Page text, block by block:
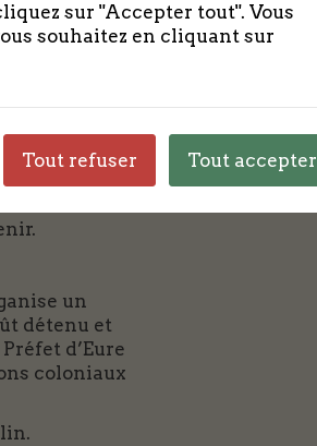
ceux qui ont
d’être
plusieurs
un
détenu et
d’Eure
coloniaux
sur "Accepter tout". Vous
souhaitez en cliquant sur
Tout refuser Tout accepter